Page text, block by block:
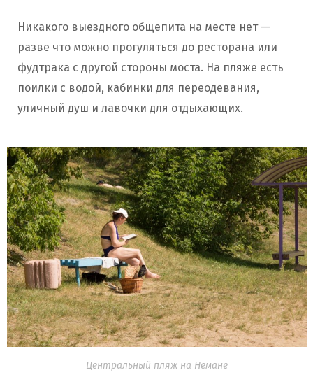
Никакого выездного общепита на месте нет —
разве что можно прогуляться до ресторана или
фудтрака с другой стороны моста. На пляже есть
поилки с водой, кабинки для переодевания,
уличный душ и лавочки для отдыхающих.
Центральный пляж на Немане